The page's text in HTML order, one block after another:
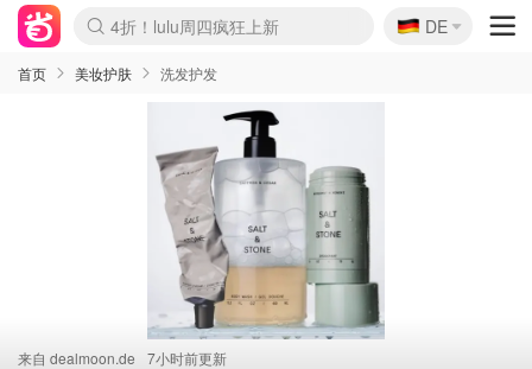
Boticinal 夏促开抢！
4折！lulu周四疯狂上新
还没结束！&OtherStories大促
Joybuy变相75折 随时失效
速领！Stanley独家85折
疑似霸哥！Camper额外叠85折
Zalando 奥莱闪促！每日更新
Moncler反季囤！5折起+叠9折
Coach Brooklyn仅€192
🇩🇪
DE
首页 美妆护肤 洗发护发
来自 dealmoon.de 7小时前更新